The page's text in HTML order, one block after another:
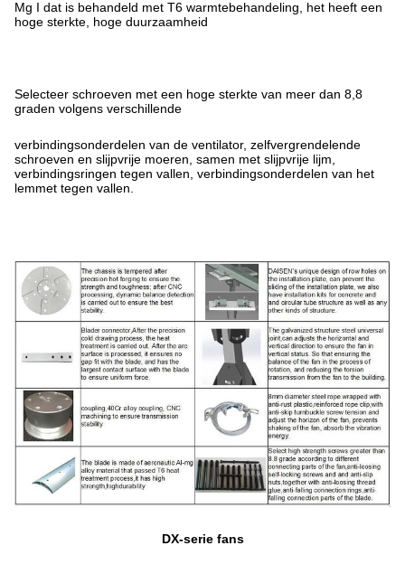
Mg I dat is behandeld met T6 warmtebehandeling, het heeft een
hoge sterkte, hoge duurzaamheid
Selecteer schroeven met een hoge sterkte van meer dan 8,8
graden volgens verschillende
verbindingsonderdelen van de ventilator, zelfvergrendelende
schroeven en slijpvrije moeren, samen met slijpvrije lijm,
verbindingsringen tegen vallen, verbindingsonderdelen van het
lemmet tegen vallen.
DX-serie fans